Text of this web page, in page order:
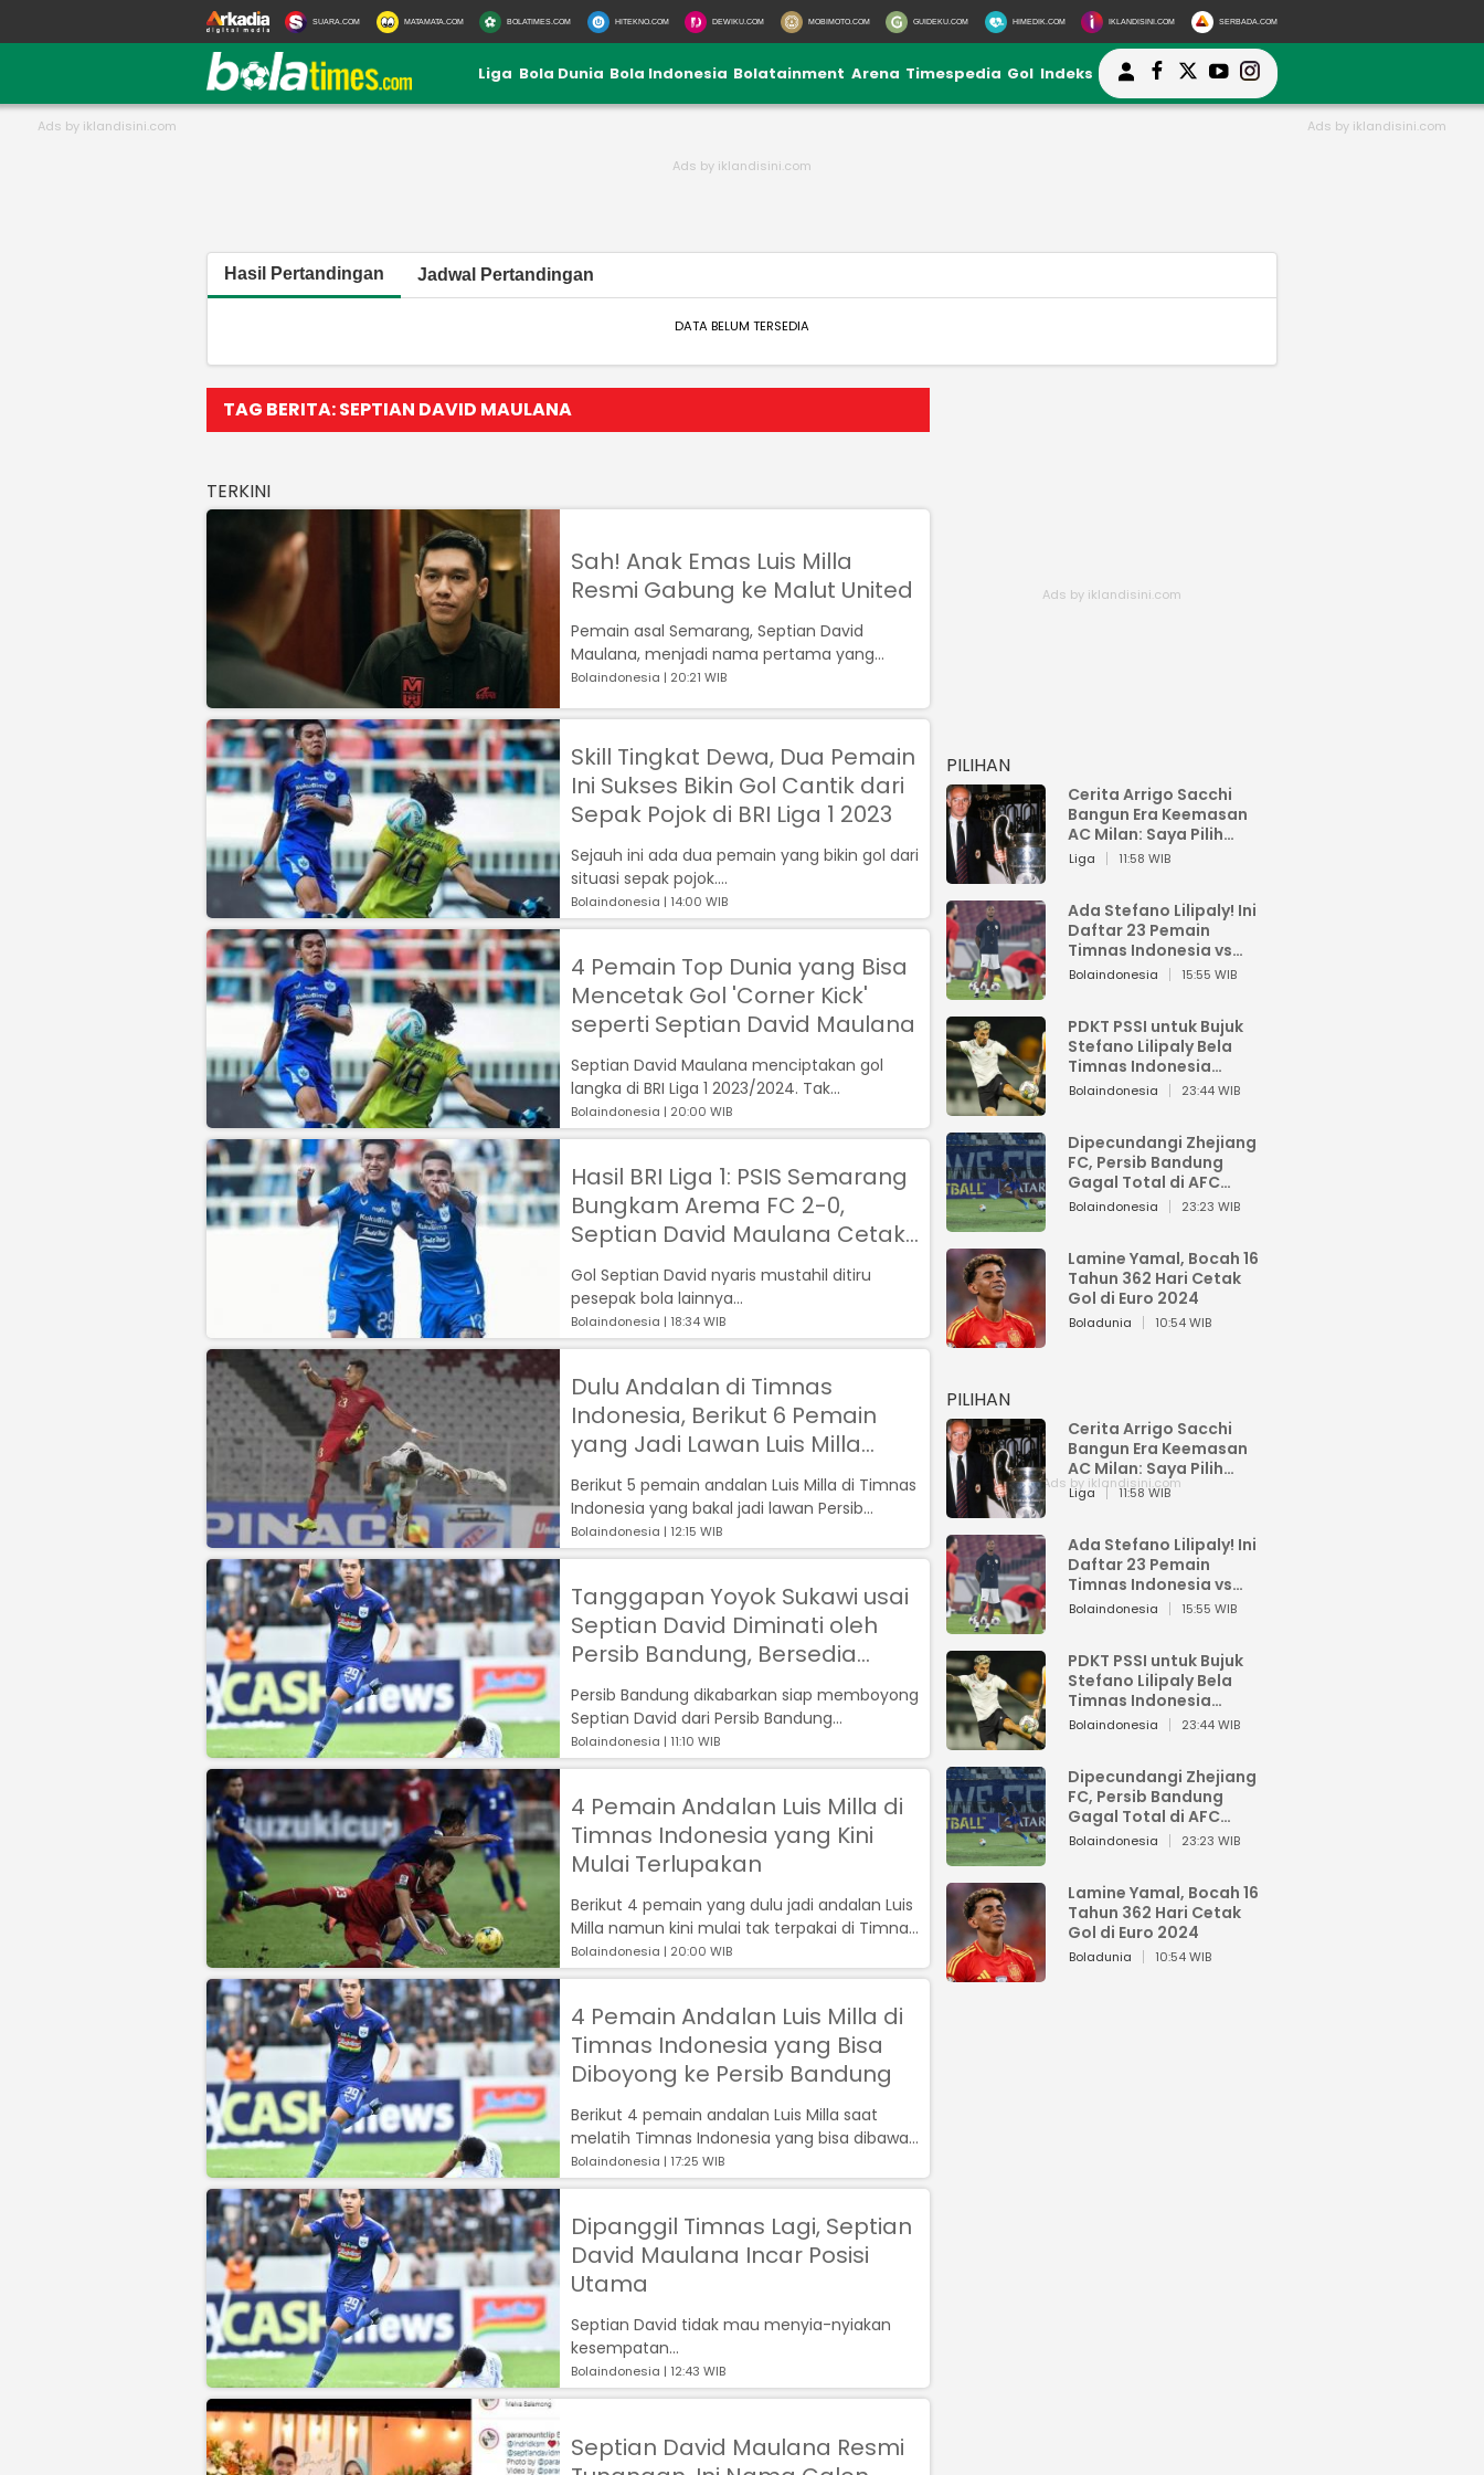
SUARA.COM MATAMATA.COM BOLATIMES.COM HITEKNO.COM DEWIKU.COM MOBIMOTO.COM GUIDEKU.COM HIMEDIK.COM IKLANDISINI.COM SERBADA.COM
Liga Bola Dunia Bola Indonesia Bolatainment Arena Timespedia Gol Indeks
Hasil Pertandingan Jadwal Pertandingan
DATA BELUM TERSEDIA
TAG BERITA: SEPTIAN DAVID MAULANA
TERKINI
Sah! Anak Emas Luis Milla
Resmi Gabung ke Malut United
Pemain asal Semarang, Septian David
Maulana, menjadi nama pertama yang
digaet Laskar Kie Raha....
Bolaindonesia | 20:21 WIB
Skill Tingkat Dewa, Dua Pemain
Ini Sukses Bikin Gol Cantik dari
Sepak Pojok di BRI Liga 1 2023
Sejauh ini ada dua pemain yang bikin gol dari
situasi sepak pojok....
Bolaindonesia | 14:00 WIB
4 Pemain Top Dunia yang Bisa
Mencetak Gol 'Corner Kick'
seperti Septian David Maulana
Septian David Maulana menciptakan gol
langka di BRI Liga 1 2023/2024. Tak
sembarangan pemain bisa melakukannya...
Bolaindonesia | 20:00 WIB
Hasil BRI Liga 1: PSIS Semarang
Bungkam Arema FC 2-0,
Septian David Maulana Cetak
Gol Luar Biasa Indah
Gol Septian David nyaris mustahil ditiru
pesepak bola lainnya...
Bolaindonesia | 18:34 WIB
Dulu Andalan di Timnas
Indonesia, Berikut 6 Pemain
yang Jadi Lawan Luis Milla
Bersama Persib Bandung
Berikut 5 pemain andalan Luis Milla di Timnas
Indonesia yang bakal jadi lawan Persib
Bandung di Liga 1 2022....
Bolaindonesia | 12:15 WIB
Tanggapan Yoyok Sukawi usai
Septian David Diminati oleh
Persib Bandung, Bersedia
Melepas?
Persib Bandung dikabarkan siap memboyong
Septian David dari Persib Bandung...
Bolaindonesia | 11:10 WIB
4 Pemain Andalan Luis Milla di
Timnas Indonesia yang Kini
Mulai Terlupakan
Berikut 4 pemain yang dulu jadi andalan Luis
Milla namun kini mulai tak terpakai di Timnas
Indonesia....
Bolaindonesia | 20:00 WIB
4 Pemain Andalan Luis Milla di
Timnas Indonesia yang Bisa
Diboyong ke Persib Bandung
Berikut 4 pemain andalan Luis Milla saat
melatih Timnas Indonesia yang bisa dibawa
ke Persib Bandung....
Bolaindonesia | 17:25 WIB
Dipanggil Timnas Lagi, Septian
David Maulana Incar Posisi
Utama
Septian David tidak mau menyia-nyiakan
kesempatan...
Bolaindonesia | 12:43 WIB
Septian David Maulana Resmi
PILIHAN
Cerita Arrigo Sacchi
Bangun Era Keemasan
AC Milan: Saya Pilih
Pemain dari Isi Otaknya
Liga 11:58 WIB
Ada Stefano Lilipaly! Ini
Daftar 23 Pemain
Timnas Indonesia vs
China
Bolaindonesia 15:55 WIB
PDKT PSSI untuk Bujuk
Stefano Lilipaly Bela
Timnas Indonesia
Berakhir Berantakan
Bolaindonesia 23:44 WIB
Dipecundangi Zhejiang
FC, Persib Bandung
Gagal Total di AFC
Champions League Two
Bolaindonesia 23:23 WIB
Lamine Yamal, Bocah 16
Tahun 362 Hari Cetak
Gol di Euro 2024
Boladunia 10:54 WIB
PILIHAN
Cerita Arrigo Sacchi
Bangun Era Keemasan
AC Milan: Saya Pilih
Pemain dari Isi Otaknya
Liga 11:58 WIB
Ada Stefano Lilipaly! Ini
Daftar 23 Pemain
Timnas Indonesia vs
China
Bolaindonesia 15:55 WIB
PDKT PSSI untuk Bujuk
Stefano Lilipaly Bela
Timnas Indonesia
Berakhir Berantakan
Bolaindonesia 23:44 WIB
Dipecundangi Zhejiang
FC, Persib Bandung
Gagal Total di AFC
Champions League Two
Bolaindonesia 23:23 WIB
Lamine Yamal, Bocah 16
Tahun 362 Hari Cetak
Gol di Euro 2024
Boladunia 10:54 WIB